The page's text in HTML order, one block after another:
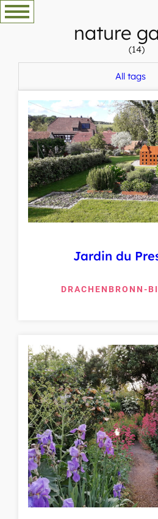
Skip
to
nature
(14)
All tags
Jardin du
DRACHENBRONN-